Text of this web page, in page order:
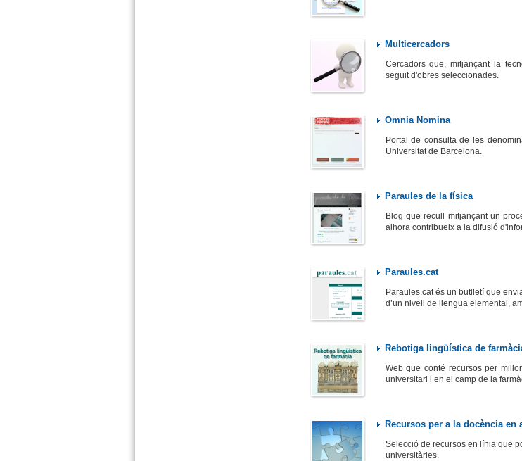
Multicercadors
Cercadors que, mitjançant la
seguit d'obres seleccionades.
Omnia Nomina
Portal de consulta de les
Universitat de Barcelona.
Paraules de la física
Blog que recull mitjançant un
alhora contribueix a la difusió
Paraules.cat
Paraules.cat és un butlletí que
d’un nivell de llengua elemental,
Rebotiga lingüística de
Web que conté recursos per
universitari i en el camp de la
Recursos per a la docència en
Selecció de recursos en línia que
universitàries.